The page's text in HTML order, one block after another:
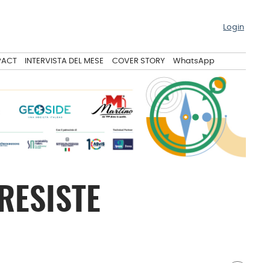
Login
INTERVISTA DEL MESE COVER STORY WhatsApp